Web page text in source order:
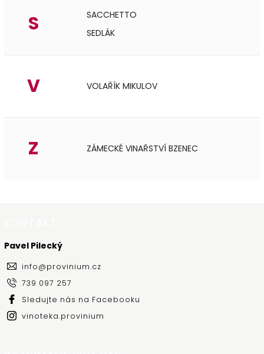
S
SACCHETTO
SEDLÁK
V VOLAŘÍK MIKULOV
Z ZÁMECKÉ VINAŘSTVÍ BZENEC
Pavel Pilecký
info@provinium.cz
739 097 257
Sledujte nás na Facebooku
vinoteka.provinium